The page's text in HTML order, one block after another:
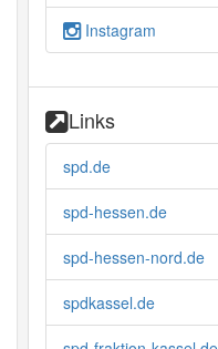
Instagram
Links
spd.de
spd-hessen.de
spd-hessen-nord.de
spdkassel.de